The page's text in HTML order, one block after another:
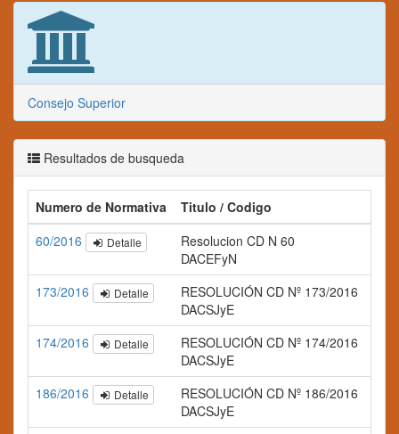
Consejo Superior
Resultados de busqueda
Numero de Normativa Titulo / Codigo
60/2016
Detalle
Resolucion CD N 60
DACEFyN
173/2016 Detalle
RESOLUCIÓN CD Nº 173/2016
DACSJyE
174/2016 Detalle
RESOLUCIÓN CD Nº 174/2016
DACSJyE
186/2016 Detalle
RESOLUCIÓN CD Nº 186/2016
DACSJyE